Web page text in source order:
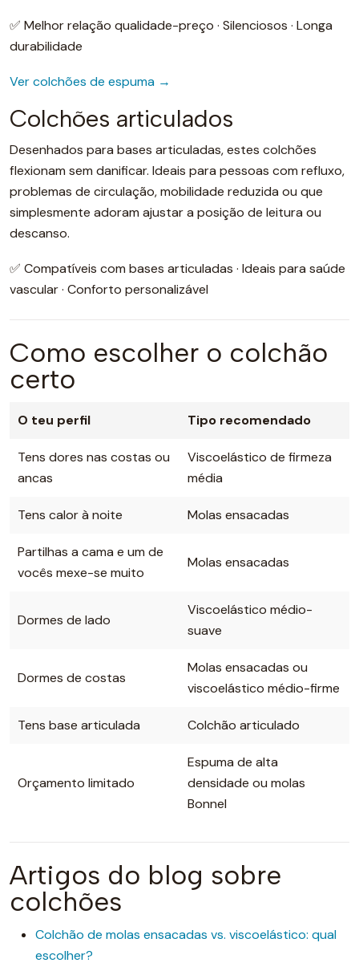
✅ Melhor relação qualidade-preço · Silenciosos · Longa
durabilidade
Ver colchões de espuma →
Colchões articulados
Desenhados para bases articuladas, estes colchões
flexionam sem danificar. Ideais para pessoas com refluxo,
problemas de circulação, mobilidade reduzida ou que
simplesmente adoram ajustar a posição de leitura ou
descanso.
✅ Compatíveis com bases articuladas · Ideais para saúde
vascular · Conforto personalizável
Como escolher o colchão
certo
O teu perfil Tipo recomendado
Tens dores nas costas ou
ancas
Viscoelástico de firmeza
média
Tens calor à noite Molas ensacadas
Partilhas a cama e um de
vocês mexe-se muito
Molas ensacadas
Dormes de lado
Viscoelástico médio-
suave
Dormes de costas
Molas ensacadas ou
viscoelástico médio-firme
Tens base articulada Colchão articulado
Orçamento limitado
Espuma de alta
densidade ou molas
Bonnel
Artigos do blog sobre
colchões
Colchão de molas ensacadas vs. viscoelástico: qual
escolher?